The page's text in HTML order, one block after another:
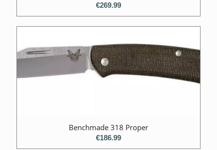
€269.99
Benchmade 318 Proper
€186.99